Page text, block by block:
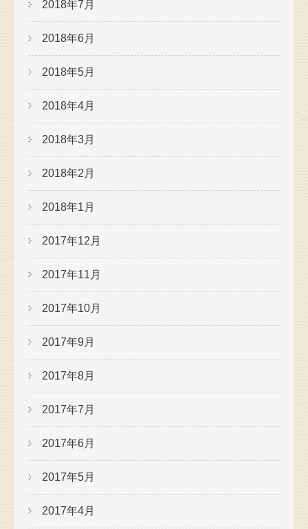
2018年7月
2018年6月
2018年5月
2018年4月
2018年3月
2018年2月
2018年1月
2017年12月
2017年11月
2017年10月
2017年9月
2017年8月
2017年7月
2017年6月
2017年5月
2017年4月